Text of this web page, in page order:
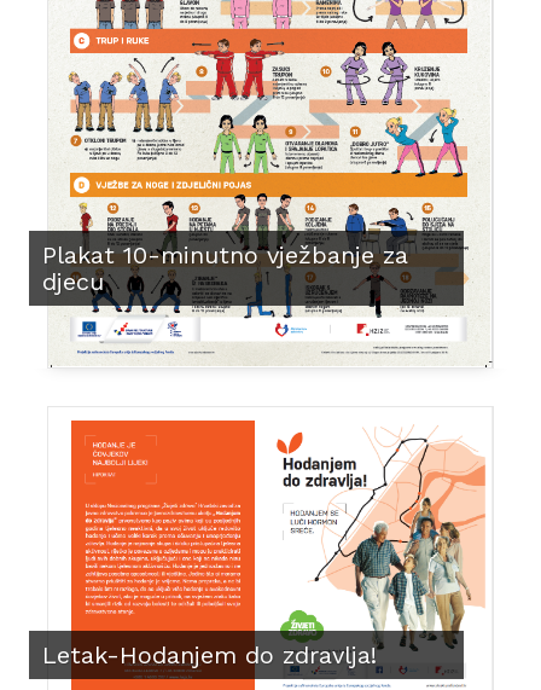
Plakat 10-minutno vježbanje za
djecu
Letak-Hodanjem do zdravlja!